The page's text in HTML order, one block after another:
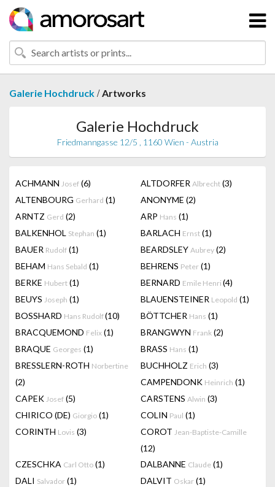
Galerie Hochdruck /Artworks
Galerie Hochdruck
Friedmanngasse 12/5 , 1160 Wien - Austria
ACHMANN Josef (6) ALTDORFER Albrecht (3)
ALTENBOURG Gerhard (1) ANONYME (2)
ARNTZ Gerd (2) ARP Hans (1)
BALKENHOL Stephan (1) BARLACH Ernst (1)
BAUER Rudolf (1) BEARDSLEY Aubrey (2)
BEHAM Hans Sebald (1) BEHRENS Peter (1)
BERKE Hubert (1) BERNARD Emile Henri (4)
BEUYS Joseph (1) BLAUENSTEINER Leopold (1)
BOSSHARD Hans Rudolf(10) BÖTTCHER Hans (1)
BRACQUEMOND Felix (1) BRANGWYN Frank (2)
BRAQUE Georges (1) BRASS Hans (1)
BRESSLERN-ROTH Norbertine
(2)
BUCHHOLZ Erich (3)
CAMPENDONK Heinrich (1)
CAPEK Josef (5) CARSTENS Alwin (3)
CHIRICO (DE) Giorgio (1) COLIN Paul (1)
CORINTH Lovis (3) COROT Jean-Baptiste-Camille
(12)
CZESCHKA Carl Otto (1) DALBANNE Claude (1)
DALI Salvador (1) DALVIT Oskar (1)